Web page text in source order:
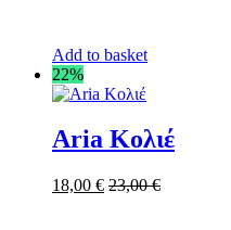
Add to basket
22%
Aria Κολιέ
18,00 € 23,00€